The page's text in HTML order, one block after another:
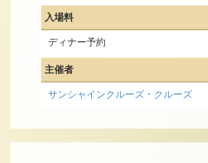
入場料
ディナー予約
主催者
サンシャインクルーズ・クルーズ